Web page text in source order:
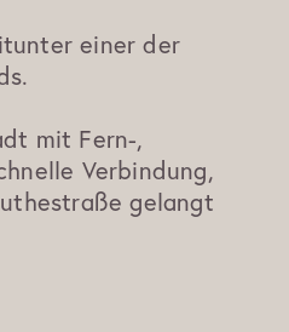
einer der
mit Fern-,
Verbindung,
gelangt